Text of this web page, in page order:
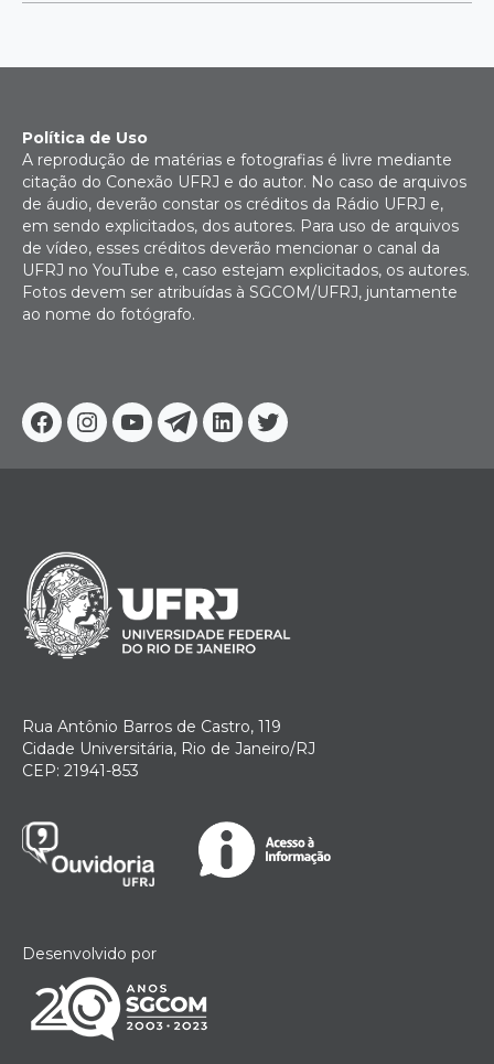
Facebook
Instagram
YoutubeTelegram
Linkedin
Twitter
Política de Uso
A reprodução de matérias e fotografias é livre mediante
citação do Conexão UFRJ e do autor. No caso de arquivos
de áudio, deverão constar os créditos da Rádio UFRJ e,
em sendo explicitados, dos autores. Para uso de arquivos
de vídeo, esses créditos deverão mencionar o canal da
UFRJ no YouTube e, caso estejam explicitados, os autores.
Fotos devem ser atribuídas à SGCOM/UFRJ, juntamente
ao nome do fotógrafo.
Rua Antônio Barros de Castro, 119
Cidade Universitária, Rio de Janeiro/RJ
CEP: 21941-853
Desenvolvido por